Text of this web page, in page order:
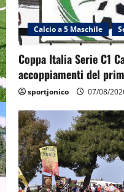
Calcio a 5 Maschile
Coppa Italia Serie C1
accoppiamenti del
sportjonico 07/08/